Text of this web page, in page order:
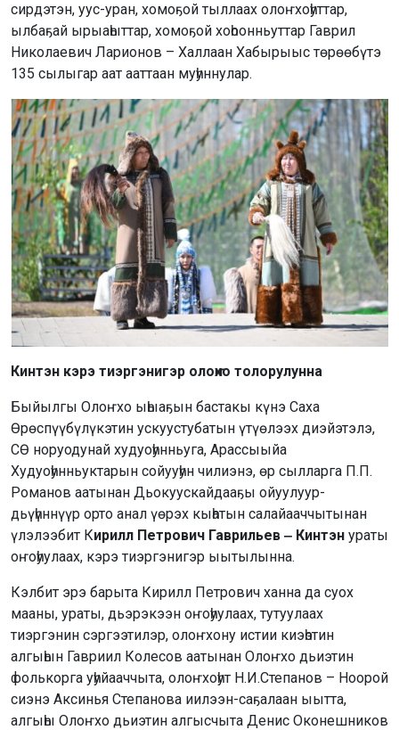
сирдэтэн, уус-уран, хомоҕой тыллаах олоҥхоһуттар,
ылбаҕай ырыаһыттар, хомоҕой хоһоонньуттар Гаврил
Николаевич Ларионов – Халлаан Хабырыыс төрөөбүтэ
135 сылыгар аат ааттаан муһуннулар.
Кинтэн кэрэ тиэргэнигэр олоҥхо толорулунна
Быйылгы Олоҥхо ыһыаҕын бастакы күнэ Саха
Өрөспүүбүлүкэтин ускуустубатын үтүөлээх диэйэтэлэ,
СӨ норуодунай худуоһунньуга, Арассыыйа
Худуоһунньуктарын сойууһун чилиэнэ, өр сылларга П.П.
Романов аатынан Дьокуускайдааҕы ойуулуур-
дьүһүннүүр орто анал үөрэх кыһатын салайааччытынан
үлэлээбит Кирилл Петрович Гаврильев ‒ Кинтэн ураты
оҥоһуулаах, кэрэ тиэргэнигэр ыытылынна.
Кэлбит эрэ барыта Кирилл Петрович ханна да суох
мааны, ураты, дьэрэкээн оҥоһуулаах, тутуулаах
тиэргэнин сэргээтилэр, олоҥхону истии киэһэтин
алгыһын Гавриил Колесов аатынан Олоҥхо дьиэтин
фолькорга уһуйааччыта, олоҥхоһут Н.И.Степанов – Ноорой
сиэнэ Аксинья Степанова иилээн-саҕалаан ыытта,
алгыһы Олоҥхо дьиэтин алгысчыта Денис Оконешников